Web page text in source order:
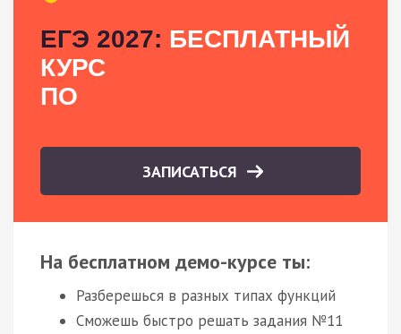
ЕГЭ 2027: БЕСПЛАТНЫЙ
КУРС
ПО
ЗАПИСАТЬСЯ
На бесплатном демо-курсе ты:
Разберешься в разных типах функций
Сможешь быстро решать задания №11